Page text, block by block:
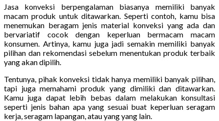
Jasa konveksi berpengalaman biasanya memiliki banyak
macam produk untuk ditawarkan. Seperti contoh, kamu bisa
menemukan beragam jenis material konveksi yang ada dan
bervariatif cocok dengan keperluan bermacam macam
konsumen. Artinya, kamu juga jadi semakin memiliki banyak
pilihan dan rekomendasi sebelum menentukan produk terbaik
yang akan dipilih.
Tentunya, pihak konveksi tidak hanya memiliki banyak pilihan,
tapi juga memahami produk yang dimiliki dan ditawarkan.
Kamu juga dapat lebih bebas dalam melakukan konsultasi
seperti jenis bahan apa yang sesuai buat keperluan seragam
kerja, seragam lapangan, atau yang yang lain.